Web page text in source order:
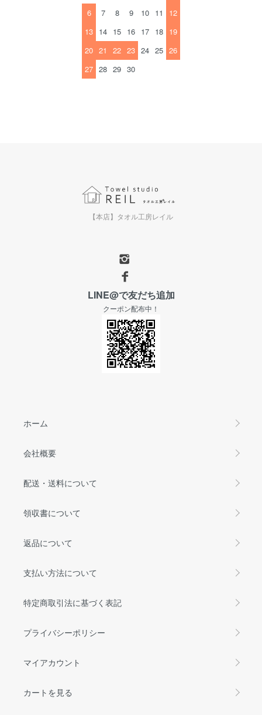
6
7 8 9 10 11
12
13 14 15 16 17 18 19
20 21 22 23 24 25 26
27 28 29 30
【本店】タオル工房レイル
LINE@で友だち追加
クーポン配布中！
ホーム
会社概要
配送・送料について
領収書について
返品について
支払い方法について
特定商取引法に基づく表記
プライバシーポリシー
マイアカウント
カートを見る